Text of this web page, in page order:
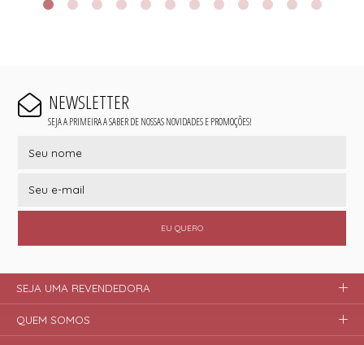
NEWSLETTER
SEJA A PRIMEIRA A SABER DE NOSSAS NOVIDADES E PROMOÇÕES!
EU QUERO
SEJA UMA REVENDEDORA
QUEM SOMOS